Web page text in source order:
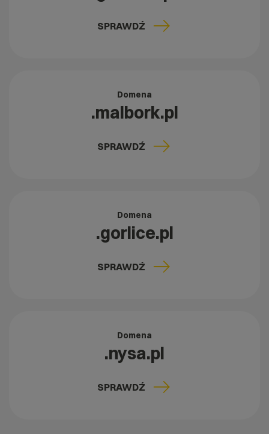
SPRAWDŹ
Domena
.malbork.pl
SPRAWDŹ
Domena
.gorlice.pl
SPRAWDŹ
Domena
.nysa.pl
SPRAWDŹ